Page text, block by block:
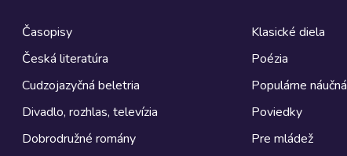
Časopisy
Česká literatúra
Cudzojazyčná beletria
Divadlo, rozhlas, televízia
Dobrodružné romány
Klasické diela
Poézia
Populárne náučná
Poviedky
Pre mládež